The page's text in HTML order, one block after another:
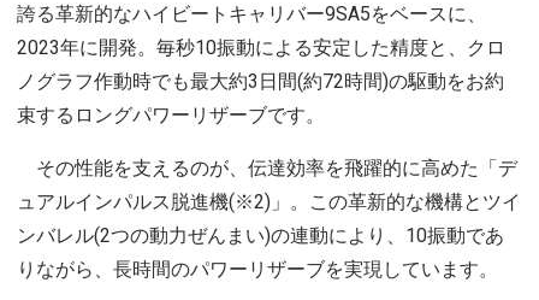
誇る革新的なハイビートキャリバー9SA5をベースに、
2023年に開発。毎秒10振動による安定した精度と、クロ
ノグラフ作動時でも最大約3日間(約72時間)の駆動をお約
束するロングパワーリザーブです。
その性能を支えるのが、伝達効率を飛躍的に高めた「デ
ュアルインパルス脱進機(※2)」。この革新的な機構とツイ
ンバレル(2つの動力ぜんまい)の連動により、10振動であ
りながら、長時間のパワーリザーブを実現しています。